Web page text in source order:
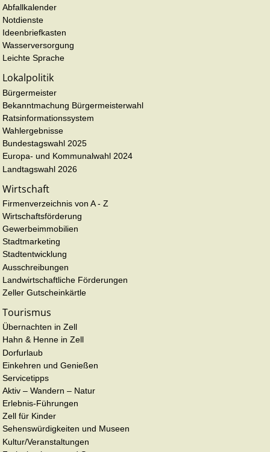
Abfallkalender
Notdienste
Ideenbriefkasten
Wasserversorgung
Leichte Sprache
Lokalpolitik
Bürgermeister
Bekanntmachung Bürgermeisterwahl
Ratsinformationssystem
Wahlergebnisse
Bundestagswahl 2025
Europa- und Kommunalwahl 2024
Landtagswahl 2026
Wirtschaft
Firmenverzeichnis von A - Z
Wirtschaftsförderung
Gewerbeimmobilien
Stadtmarketing
Stadtentwicklung
Ausschreibungen
Landwirtschaftliche Förderungen
Zeller Gutscheinkärtle
Tourismus
Übernachten in Zell
Hahn & Henne in Zell
Dorfurlaub
Einkehren und Genießen
Servicetipps
Aktiv – Wandern – Natur
Erlebnis-Führungen
Zell für Kinder
Sehenswürdigkeiten und Museen
Kultur/Veranstaltungen